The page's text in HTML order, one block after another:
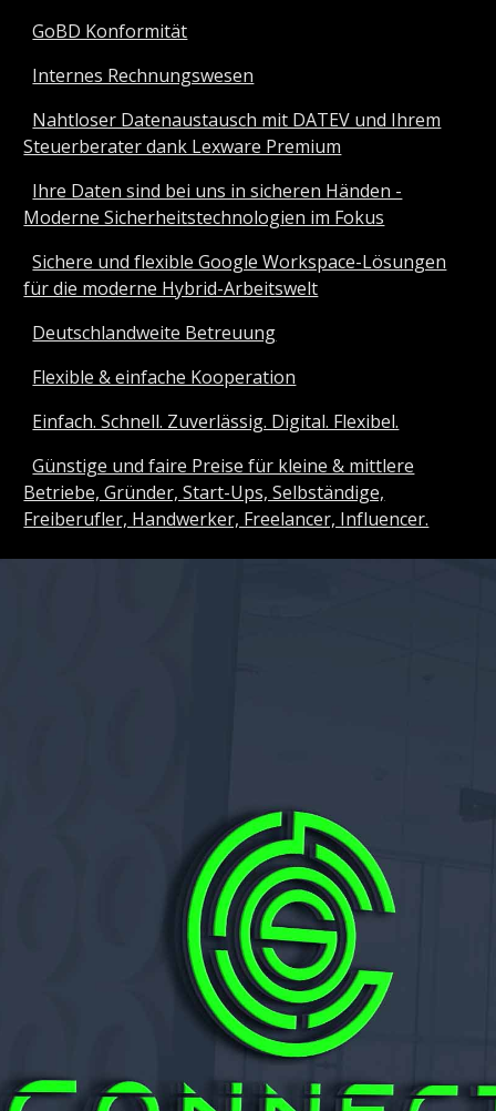
GoBD Konformität
Internes Rechnungswesen
Nahtloser Datenaustausch mit DATEV und Ihrem
Steuerberater dank Lexware Premium
Ihre Daten sind bei uns in sicheren Händen -
Moderne Sicherheitstechnologien im Fokus
Sichere und flexible Google Workspace-Lösungen
für die moderne Hybrid-Arbeitswelt
Deutschlandweite Betreuung
Flexible & einfache Kooperation
Einfach. Schnell. Zuverlässig. Digital. Flexibel.
Günstige und faire Preise für kleine & mittlere
Betriebe, Gründer, Start-Ups, Selbständige,
Freiberufler, Handwerker, Freelancer, Influencer.